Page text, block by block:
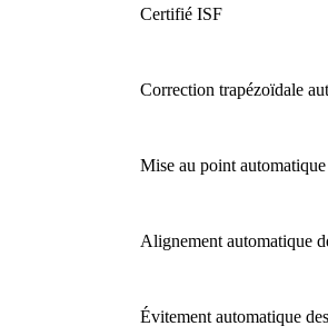
Certifié ISF
Correction trapézoïdale
Mise au point automatique
Alignement automatique
Évitement automatique